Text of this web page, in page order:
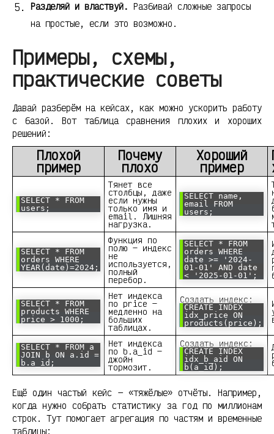
Разделяй и властвуй. Разбивай сложные запросы
на простые, если это возможно.
Примеры, схемы,
практические советы
Давай разберём на кейсах, как можно ускорить работу
с базой. Вот таблица сравнения плохих и хороших
решений:
Плохой
пример
Почему
плохо
Хороший
пример
SELECT * FROM
users;
Тянет все
столбцы, даже
если нужны
только имя и
email. Лишняя
нагрузка.
SELECT name,
email FROM
users;
SELECT * FROM
orders WHERE
YEAR(date)=2024;
Функция по
полю — индекс
не
используется,
полный
перебор.
SELECT * FROM
orders WHERE
date >= '2024-
01-01' AND date
< '2025-01-01';
SELECT * FROM
products WHERE
price > 1000;
Нет индекса
по price —
медленно на
больших
таблицах.
Создать индекс:
CREATE INDEX
idx_price ON
products(price);
SELECT * FROM a
JOIN b ON a.id =
b.a_id;
Нет индекса
по b.a_id —
джойн
тормозит.
Создать индекс:
CREATE INDEX
idx_b_aid ON
b(a_id);
Ещё один частый кейс — «тяжёлые» отчёты. Например,
когда нужно собрать статистику за год по миллионам
строк. Тут помогает агрегация по частям и временные
таблицы: